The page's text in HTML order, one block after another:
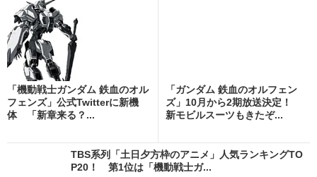
「機動戦士ガンダム 鉄血のオル
フェンズ」公式Twitterに新機
体 「新章来る？...
「ガンダム 鉄血のオルフェン
ズ」10月から2期放送決定！
新モビルスーツもきたぞ...
TBS系列「土日夕方枠のアニメ」人気ランキングTO
P20！ 第1位は「機動戦士ガ...